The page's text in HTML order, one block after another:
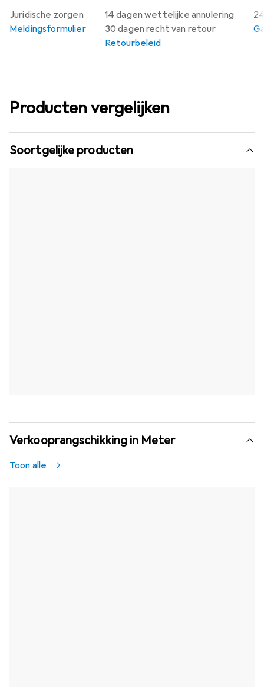
14 dagen wettelijke annulering
30 dagen recht van retour
Retourbeleid
Juridische zorgen
Meldingsformulier
Producten vergelijken
Soortgelijke producten
Verkooprangschikking in Meter
Toon alle